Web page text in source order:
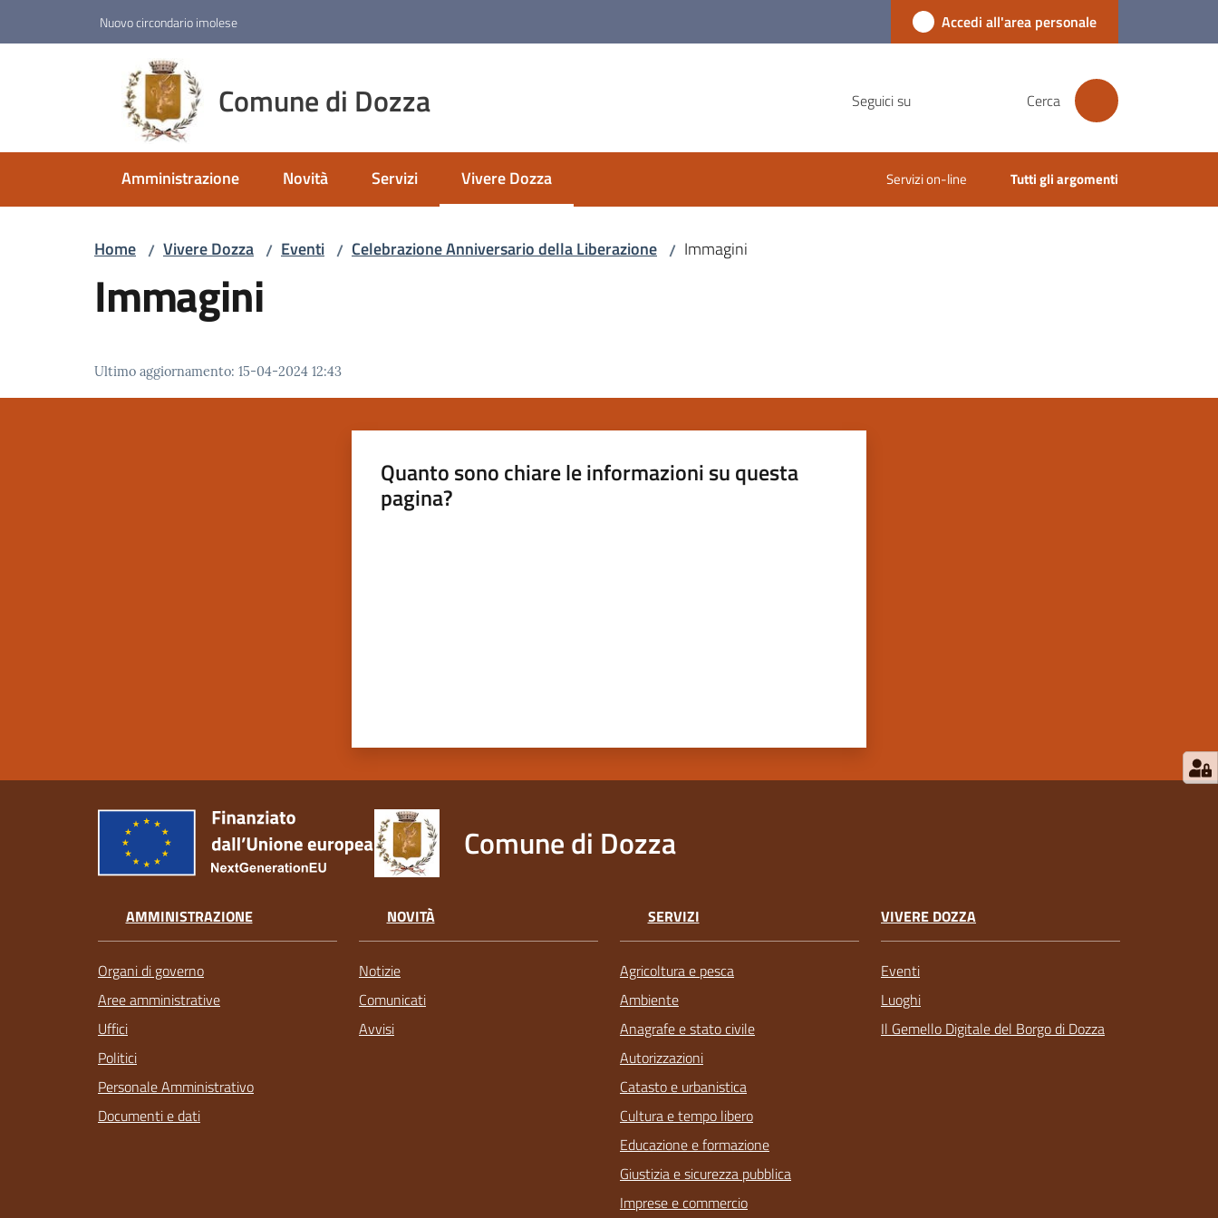
Nuovo circondario imolese Accedi all'area personale
Comune di Dozza Seguici su Cerca
Amministrazione Novità Servizi Vivere Dozza
Menu selezionato Servizi on-line Tutti gli argomenti
Home / Vivere Dozza / Eventi / Celebrazione Anniversario della Liberazione / Immagini
Immagini
Ultimo aggiornamento: 15-04-2024 12:43
Quanto sono chiare le informazioni su questa
pagina?
Comune di Dozza
AMMINISTRAZIONE
Organi di governo
Aree amministrative
Uffici
Politici
Personale Amministrativo
Documenti e dati
NOVITÀ
Notizie
Comunicati
Avvisi
SERVIZI
Agricoltura e pesca
Ambiente
Anagrafe e stato civile
Autorizzazioni
Catasto e urbanistica
Cultura e tempo libero
Educazione e formazione
Giustizia e sicurezza pubblica
Imprese e commercio
VIVERE DOZZA
Eventi
Luoghi
Il Gemello Digitale del Borgo di Dozza